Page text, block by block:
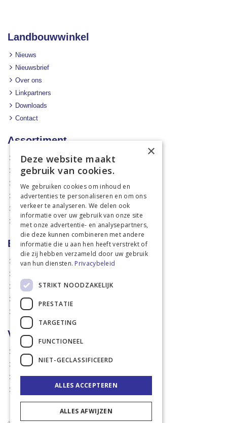
Landbouwwinkel
Nieuws
Nieuwsbrief
Over ons
Linkpartners
Downloads
Contact
Assortiment
Aanbiedingen
Mechanisatie
Stal & Erf
Weidetechniek
Dierbenodigdheden
Actiefolders
Betalen en verzenden
Hoe bestellen?
Afhaalmogelijkheden
Verzendkosten
Retouren
Voorwaarden
Privacy policy & Cookies
Algemene voorwaarden
Garantie en klachten
×
Deze website maakt
gebruik van cookies.
We gebruiken cookies om inhoud en
advertenties te personaliseren en om ons
verkeer te analyseren. We delen ook
informatie over uw gebruik van onze site
met onze advertentie- en analysepartners,
die deze kunnen combineren met andere
informatie die u aan hen heeft verstrekt of
die zij hebben verzameld door uw gebruik
van hun diensten. Privacybeleid
STRIKT NOODZAKELIJK
PRESTATIE
TARGETING
FUNCTIONEEL
NIET-GECLASSIFICEERD
ALLES ACCEPTEREN
ALLES AFWIJZEN